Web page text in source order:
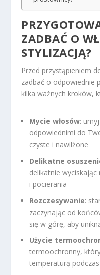
ZADBAĆ O
STYLIZACJĄ?
Przed przystąpieniem
zadbać o odpowiednie
kilka ważnych kroków,
Mycie włosów:
odpowiednimi do
czyste i nawilżone
Delikatne
delikatnie
i pocierania
Rozczesywanie:
zaczynając od
się w górę, aby
Użycie
termoochronny,
temperaturą